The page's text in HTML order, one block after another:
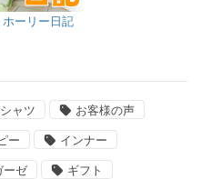
ーリー日記
ャツ お客様の声
ー インナー
ーゼ ギフト